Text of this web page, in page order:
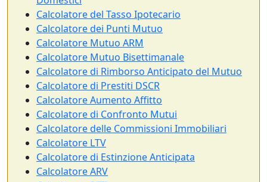
Calcolatore del Tasso Ipotecario
Calcolatore dei Punti Mutuo
Calcolatore Mutuo ARM
Calcolatore Mutuo Bisettimanale
Calcolatore di Rimborso Anticipato del Mutuo
Calcolatore di Prestiti DSCR
Calcolatore Aumento Affitto
Calcolatore di Confronto Mutui
Calcolatore delle Commissioni Immobiliari
Calcolatore LTV
Calcolatore di Estinzione Anticipata
Calcolatore ARV